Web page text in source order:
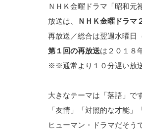
ＮＨＫ金曜ドラマ「昭和元
放送は、
ＮＨＫ金曜ドラマ
再放送／総合は翌週水曜日
第１回の再放送は２０１８
※※通常より１０分遅い放
大きなテーマは「落語」で
「友情」「対照的な才能
ヒューマン・ドラマだそう